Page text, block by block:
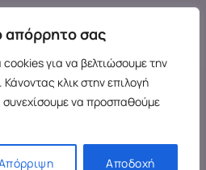
απόρρητο σας
για να βελτιώσουμε την
κλικ στην επιλογή
να προσπαθούμε
Αποδοχή
- Adult toys and merchandise | All
reserved.